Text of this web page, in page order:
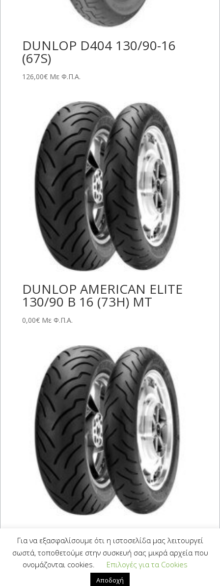
DUNLOP D404 130/90-16
(67S)
126,00€ Με Φ.Π.Α.
DUNLOP AMERICAN ELITE
130/90 B 16 (73H) MT
0,00€ Με Φ.Π.Α.
DUNLOP AMERICAN ELITE
MT90 B 16 (74H) WWW MT
0,00€ Με Φ.Π.Α.
Για να εξασφαλίσουμε ότι η ιστοσελίδα μας λειτουργεί
σωστά, τοποθετούμε στην συσκευή σας μικρά αρχεία που
ονομάζονται cookies.
Επιλογές για τα Cookies
Αποδοχή